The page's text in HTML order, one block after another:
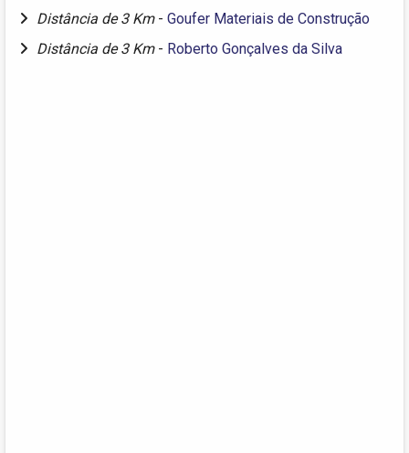
Distância de 3 Km - Goufer Materiais de Construção
Distância de 3 Km - Roberto Gonçalves da Silva